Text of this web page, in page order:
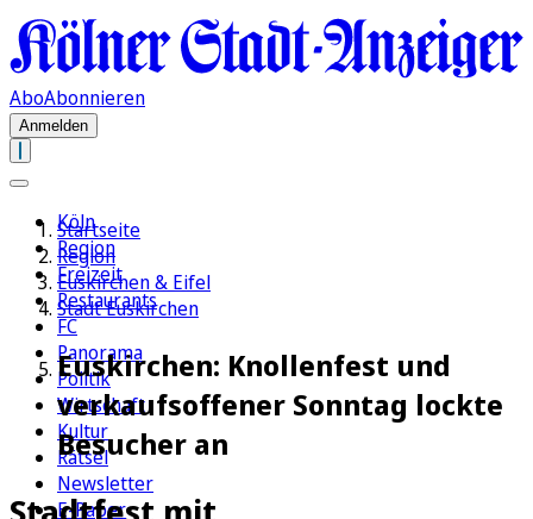
AboAbonnieren
Anmelden
Köln
Region
Freizeit
Restaurants
FC
Panorama
Politik
Wirtschaft
Kultur
Rätsel
Newsletter
E-Paper
Startseite
Region
Euskirchen & Eifel
Stadt Euskirchen
Euskirchen: Knollenfest und
verkaufsoffener Sonntag lockte
Besucher an